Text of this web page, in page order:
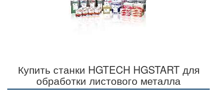
Промышленная смазка для станков: Bridgeport,
Cinncinati, Citizen, DMG, Дозан, Хаас, Kitamura,
Makino, Mazak, Mitsui Seiki, Окума, Трауб
Купить станки HGTECH HGSTART для
обработки листового металла